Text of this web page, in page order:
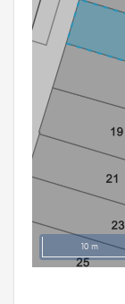
Aanmelden
10 m